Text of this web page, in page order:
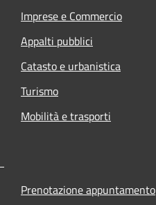
Imprese e Commercio
Appalti pubblici
Catasto e urbanistica
Turismo
Mobilità e trasporti
Prenotazione appuntamento